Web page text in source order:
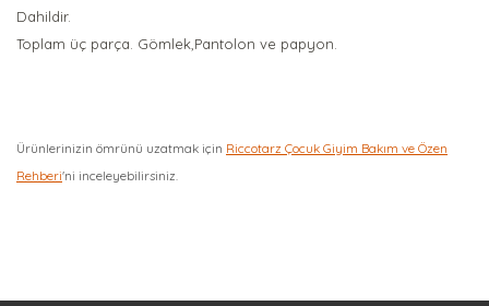
Dahildir.
Toplam üç parça. Gömlek,Pantolon ve papyon.
Ürünlerinizin ömrünü uzatmak için Riccotarz Çocuk Giyim Bakım ve Özen
Rehberi'ni inceleyebilirsiniz.